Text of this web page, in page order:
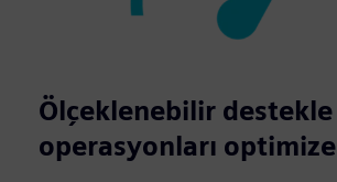
Ölçeklenebilir destekle
operasyonları